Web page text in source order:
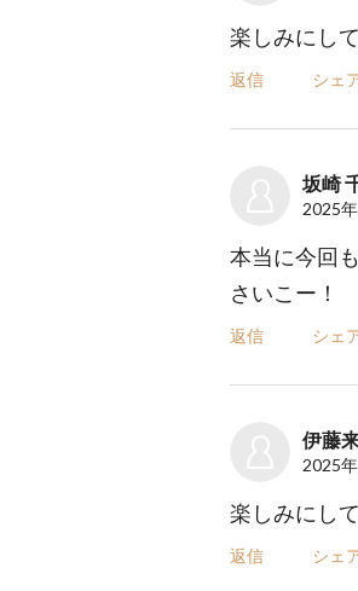
楽しみにし
返信 シェ
坂崎
2025
本当に今回
さいこー！
返信 シェ
伊藤
2025
楽しみにし
返信 シェ